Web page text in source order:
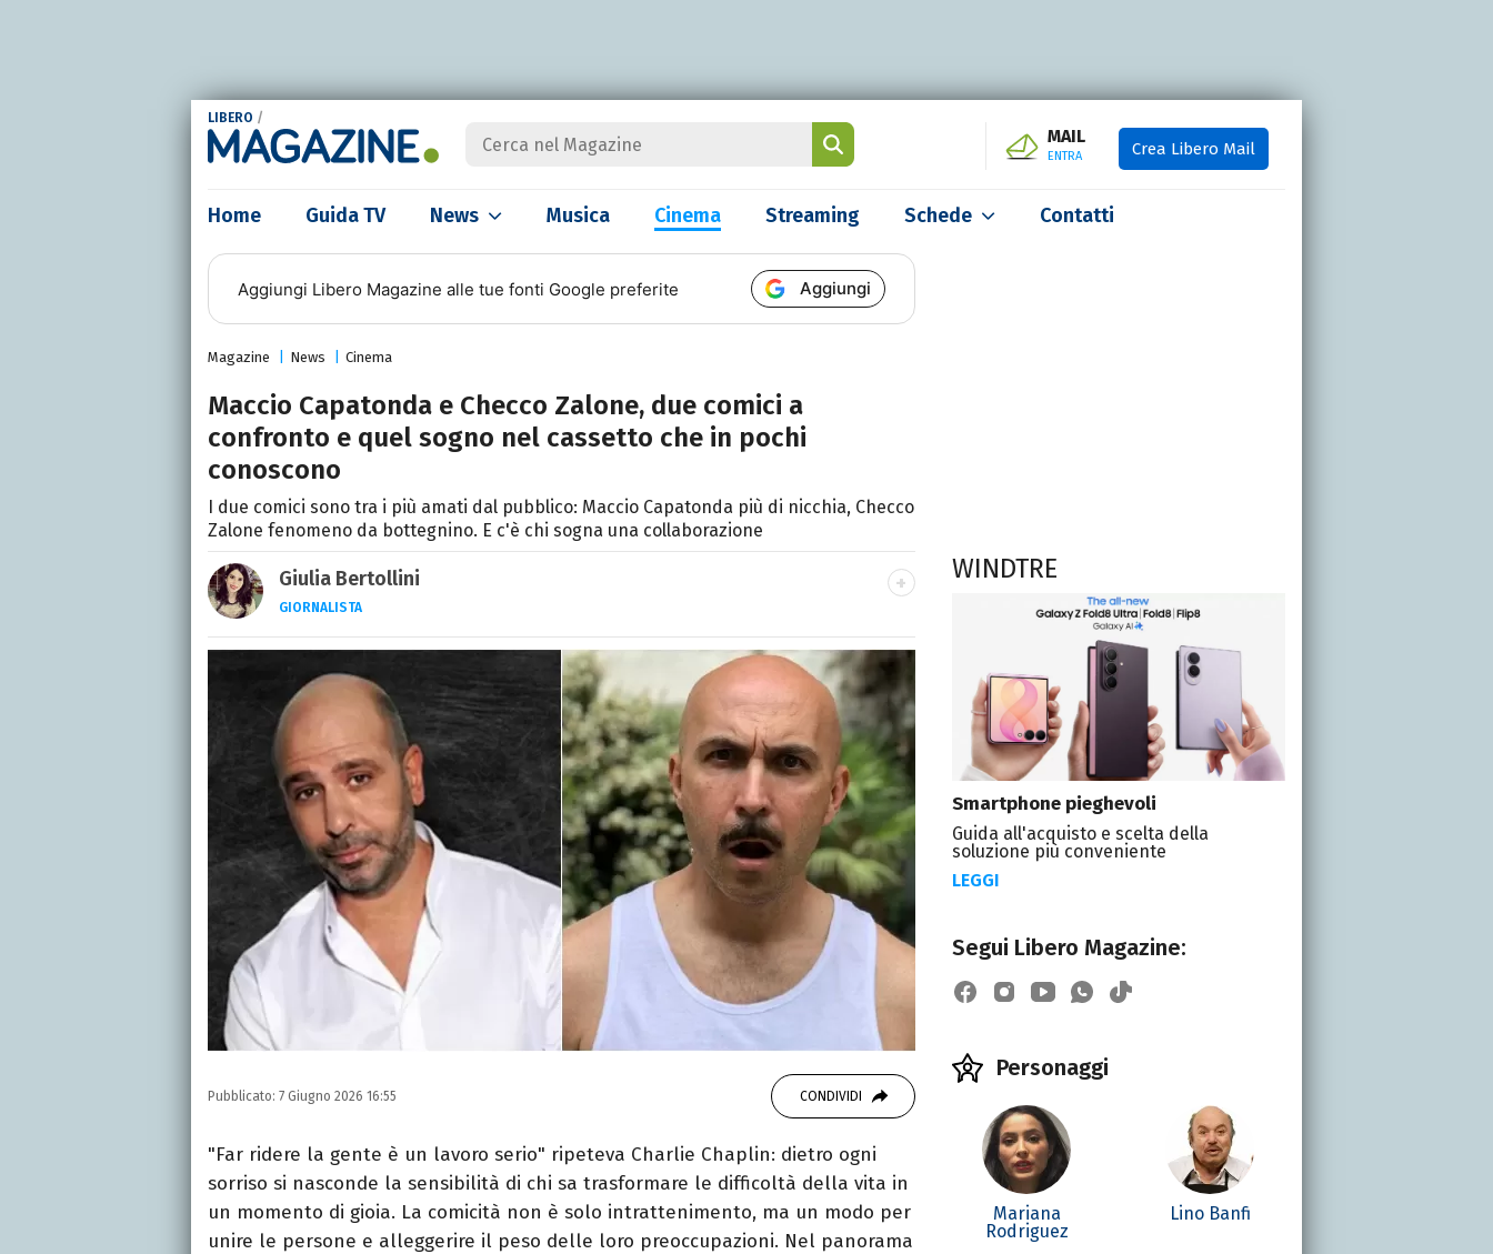
LIBERO /
MAIL
ENTRA Crea Libero Mail
Home Guida TV News Musica Cinema Streaming Schede Contatti
Aggiungi Libero Magazine alle tue fonti Google preferite Aggiungi
Magazine News Cinema
Maccio Capatonda e Checco Zalone, due comici a
confronto e quel sogno nel cassetto che in pochi
conoscono
I due comici sono tra i più amati dal pubblico: Maccio Capatonda più di nicchia, Checco
Zalone fenomeno da bottegnino. E c'è chi sogna una collaborazione
Giulia Bertollini
GIORNALISTA
Giornalista e appassionata di TV e spettacolo. Amo la musica classica, i
libri, i dolci, gli animali e la danza.
Pubblicato: 7 Giugno 2026 16:55 CONDIVIDI
"Far ridere la gente è un lavoro serio" ripeteva Charlie Chaplin: dietro ogni
sorriso si nasconde la sensibilità di chi sa trasformare le difficoltà della vita in
un momento di gioia. La comicità non è solo intrattenimento, ma un modo per
unire le persone e alleggerire il peso delle loro preoccupazioni. Nel panorama
WINDTRE
Smartphone pieghevoli
Guida all'acquisto e scelta della
soluzione più conveniente
LEGGI
Segui Libero Magazine:
Personaggi
Mariana
Rodriguez
Lino Banfi